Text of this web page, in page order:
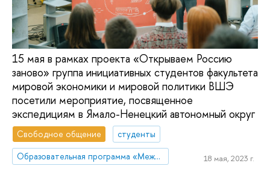
15 мая в рамках проекта «Открываем Россию
заново» группа инициативных студентов факультета
мировой экономики и мировой политики ВШЭ
посетили мероприятие, посвященное
экспедициям в Ямало-Ненецкий автономный округ
Свободное общение
студенты
Образовательная программа «Международные отношения»
18 мая, 2023 г.